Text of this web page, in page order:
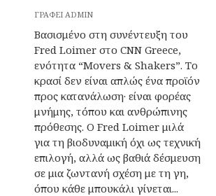
ΓΡΆΦΕΙ ADMIN
Βασισμένο στη συνέντευξη του
Fred Loimer στο CNN Greece,
ενότητα “Movers & Shakers”. Το
κρασί δεν είναι απλώς ένα προϊόν
προς κατανάλωση· είναι φορέας
μνήμης, τόπου και ανθρώπινης
πρόθεσης. Ο Fred Loimer μιλά
για τη βιοδυναμική όχι ως τεχνική
επιλογή, αλλά ως βαθιά δέσμευση
σε μια ζωντανή σχέση με τη γη,
όπου κάθε μπουκάλι γίνεται...